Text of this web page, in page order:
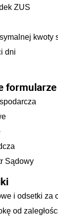
ZUS
kwoty
dni
formularze
Sądowy
i odsetki za
od